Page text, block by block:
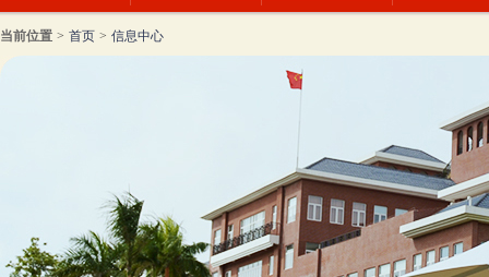
当前位置 > 首页 > 信息中心